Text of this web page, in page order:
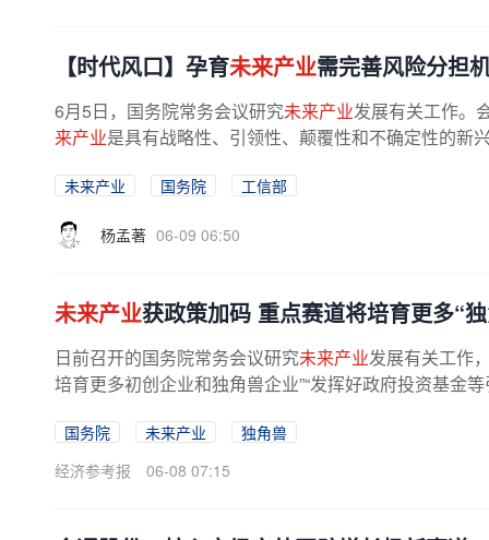
【时代风口】孕育未来产业需完善风险分担
6月5日，国务院常务会议研究未来产业发展有关工作。
来产业是具有战略性、引领性、颠覆性和不确定性的新
未来产业 国务院 工信部
杨孟著 06-09 06:50
未来产业获政策加码 重点赛道将培育更多“
日前召开的国务院常务会议研究未来产业发展有关工作
培育更多初创企业和独角兽企业”“发挥好政府投资基金
国务院 未来产业
独角兽
经济参考报
06-08 07:15